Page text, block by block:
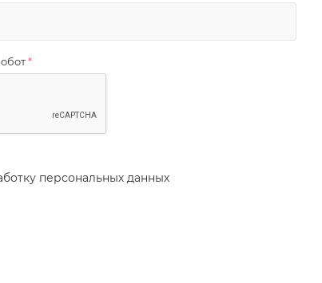
*
персональных данных